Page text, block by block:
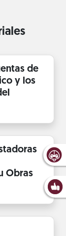
de
y los
Obras